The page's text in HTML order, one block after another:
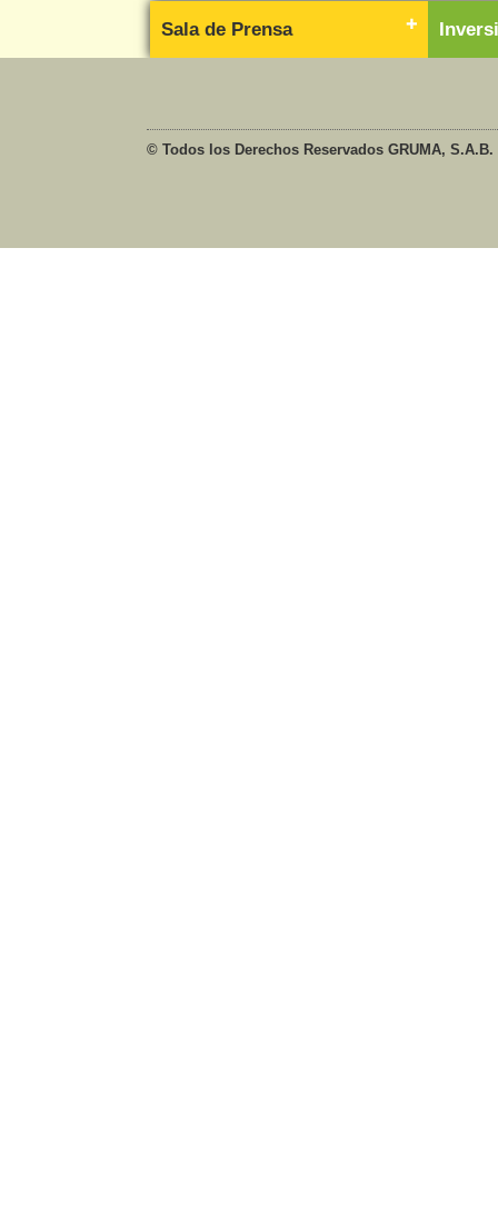
Sala de Prensa
© Todos los Derechos Reservados GRUMA, S.A.B.